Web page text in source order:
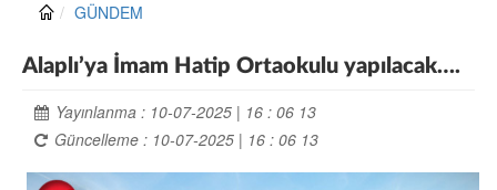
GÜNDEM
Alaplı’ya İmam Hatip Ortaokulu yapılacak….
Yayınlanma : 10-07-2025 | 16 : 06 13
Güncelleme : 10-07-2025 | 16 : 06 13